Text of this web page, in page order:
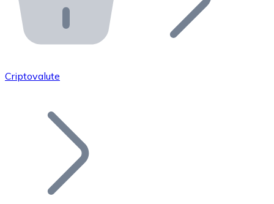
API Bitnovo
Integra la nostra API nel tuo ecosistema.
Unisciti alla nostra rete di rivenditori e
Aggiungi il token del tuo progetto al nostro servizio di
Criptovalute